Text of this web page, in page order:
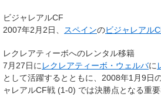
ビジャレアルCF
2007年2月2日、 スペインのビジャレアル
レクレアティーボへのレンタル移籍
7月27日に レクレアティーボ・ウェルバに
として活躍するとともに、2008年1月9日
ャレアルCF戦 (1-0) では決勝点となる重